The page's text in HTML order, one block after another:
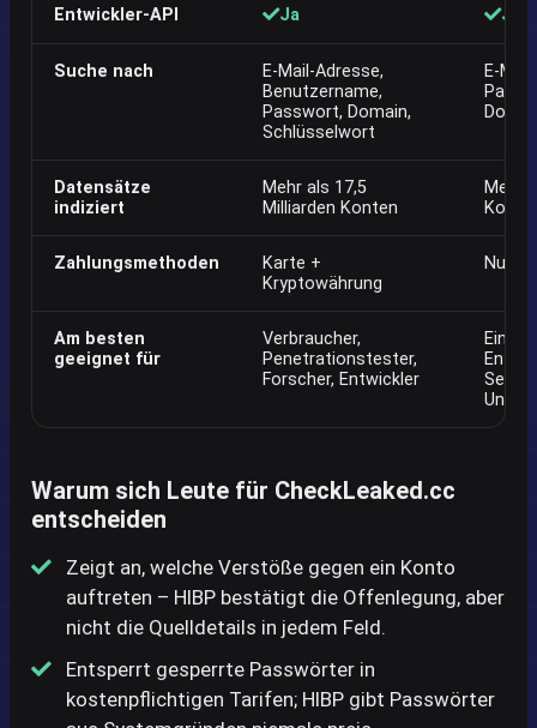
Entwickler-API Ja Ja
Suche nach
E-Mail-Adresse,
Benutzername,
Passwort, Domain,
Schlüsselwort
E-
Datensätze
indiziert
Mehr als 17,5
Milliarden Konten
Mehr
Zahlungsmethoden
Karte +
Kryptowährung
Nur
Am besten
geeignet für
Verbraucher,
Penetrationstester,
Forscher, Entwickler
Warum sich Leute für CheckLeaked.cc
entscheiden
Zeigt an, welche Verstöße gegen ein Konto
auftreten – HIBP bestätigt die Offenlegung, aber
nicht die Quelldetails in jedem Feld.
Entsperrt gesperrte Passwörter in
kostenpflichtigen Tarifen; HIBP gibt Passwörter